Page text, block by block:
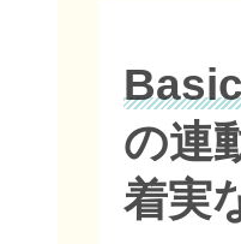
Basic
の連
着実